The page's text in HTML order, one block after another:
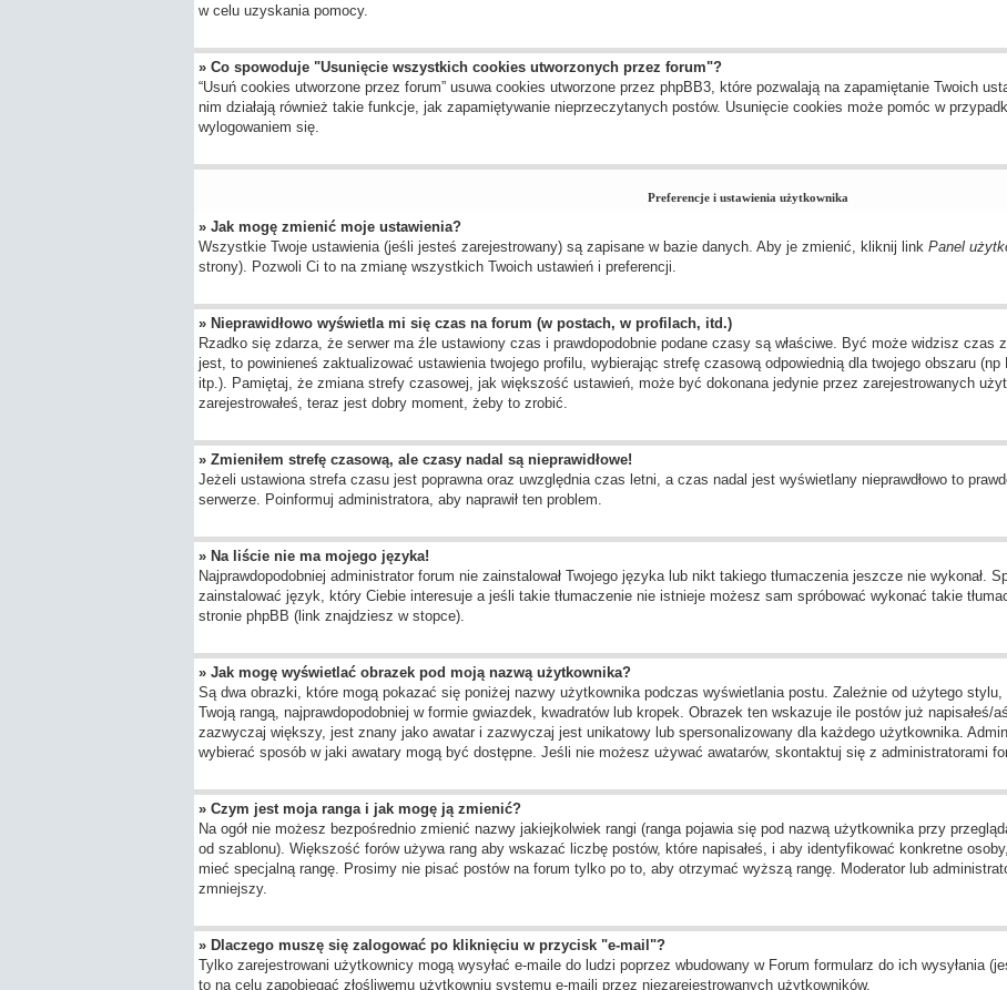
w celu uzyskania pomocy.
» Co spowoduje "Usunięcie wszystkich cookies utworzonych przez forum"?
“Usuń cookies utworzone przez forum” usuwa cookies utworzone przez phpBB3, które pozwalają na zapamiętanie Twoich
nim działają również takie funkcje, jak zapamiętywanie nieprzeczytanych postów. Usunięcie cookies może pomóc w
wylogowaniem się.
Preferencje i ustawienia użytkownika
» Jak mogę zmienić moje ustawienia?
Wszystkie Twoje ustawienia (jeśli jesteś zarejestrowany) są zapisane w bazie danych. Aby je zmienić, kliknij link Panel
strony). Pozwoli Ci to na zmianę wszystkich Twoich ustawień i preferencji.
» Nieprawidłowo wyświetla mi się czas na forum (w postach, w profilach, itd.)
Rzadko się zdarza, że serwer ma źle ustawiony czas i prawdopodobnie podane czasy są właściwe. Być może widzisz czas
jest, to powinieneś zaktualizować ustawienia twojego profilu, wybierając strefę czasową odpowiednią dla twojego obszaru
itp.). Pamiętaj, że zmiana strefy czasowej, jak większość ustawień, może być dokonana jedynie przez zarejestrowanych
zarejestrowałeś, teraz jest dobry moment, żeby to zrobić.
» Zmieniłem strefę czasową, ale czasy nadal są nieprawidłowe!
Jeżeli ustawiona strefa czasu jest poprawna oraz uwzględnia czas letni, a czas nadal jest wyświetlany nieprawdłowo to
serwerze. Poinformuj administratora, aby naprawił ten problem.
» Na liście nie ma mojego języka!
Najprawdopodobniej administrator forum nie zainstalował Twojego języka lub nikt takiego tłumaczenia jeszcze nie wykonał.
zainstalować język, który Ciebie interesuje a jeśli takie tłumaczenie nie istnieje możesz sam spróbować wykonać takie
stronie phpBB (link znajdziesz w stopce).
» Jak mogę wyświetlać obrazek pod moją nazwą użytkownika?
Są dwa obrazki, które mogą pokazać się poniżej nazwy użytkownika podczas wyświetlania postu. Zależnie od użytego
Twoją rangą, najprawdopodobniej w formie gwiazdek, kwadratów lub kropek. Obrazek ten wskazuje ile postów już napisałeś/
zazwyczaj większy, jest znany jako awatar i zazwyczaj jest unikatowy lub spersonalizowany dla każdego użytkownika.
wybierać sposób w jaki awatary mogą być dostępne. Jeśli nie możesz używać awatarów, skontaktuj się z administratorami
» Czym jest moja ranga i jak mogę ją zmienić?
Na ogół nie możesz bezpośrednio zmienić nazwy jakiejkolwiek rangi (ranga pojawia się pod nazwą użytkownika przy
od szablonu). Większość forów używa rang aby wskazać liczbę postów, które napisałeś, i aby identyfikować konkretne
mieć specjalną rangę. Prosimy nie pisać postów na forum tylko po to, aby otrzymać wyższą rangę. Moderator lub
zmniejszy.
» Dlaczego muszę się zalogować po kliknięciu w przycisk "e-mail"?
Tylko zarejestrowani użytkownicy mogą wysyłać e-maile do ludzi poprzez wbudowany w Forum formularz do ich wysyłania
to na celu zapobiegać złośliwemu użytkowniu systemu e-maili przez niezarejestrowanych użytkowników.